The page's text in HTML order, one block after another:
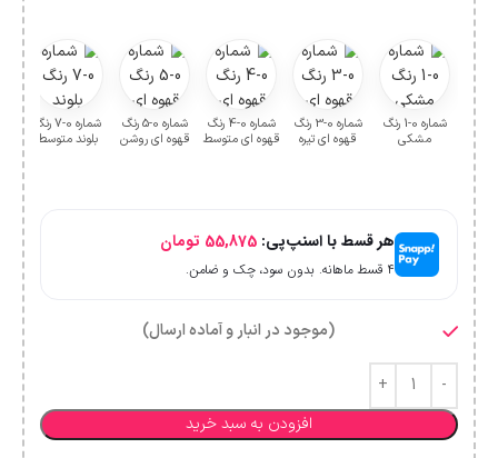
شماره 0-1 رنگ
مشکی
شماره 0-3 رنگ
قهوه ای تیره
شماره 0-4 رنگ
قهوه ای متوسط
شماره 0-5 رنگ
قهوه ای روشن
شماره 0-7 رنگ
بلوند متوسط
هر قسط با اسنپ‌پی: 55,875 تومان
۴ قسط ماهانه. بدون سود، چک و ضامن.
(موجود در انبار و آماده ارسال)
افزودن به سبد خرید